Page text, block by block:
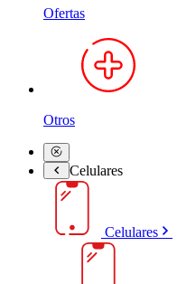
Ofertas
Otros
Celulares
Celulares